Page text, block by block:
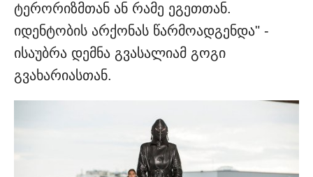
ტერორიზმთან ან რამე ეგეთთან.
იდენტობის არქონას წარმოადგენდა" -
ისაუბრა დემნა გვასალიამ გოგი
გვახარიასთან.